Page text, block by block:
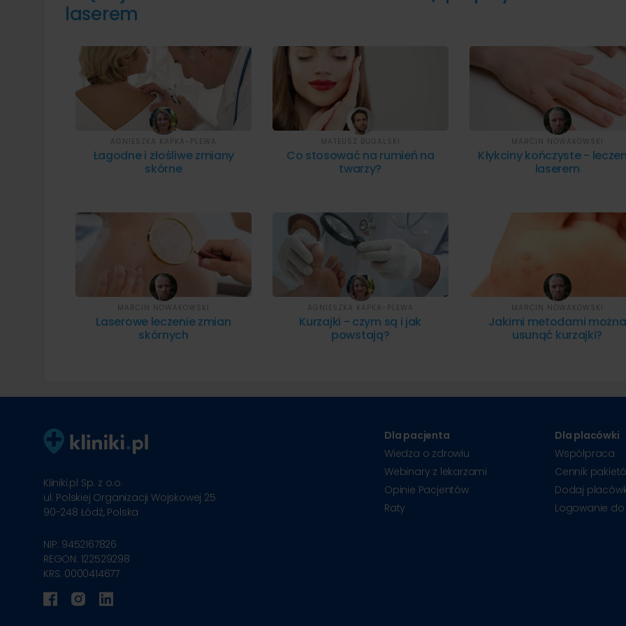
laserem
Łagodne i złośliwe zmiany
skórne
AGNIESZKA KAPKA-PLEWA
Co stosować na rumień na
twarzy?
MATEUSZ BUGALSKI
Kłykciny kończyste -
laserem
MARCIN NOWAKOWSKI
Laserowe leczenie zmian
skórnych
MARCIN NOWAKOWSKI
Kurzajki - czym są i jak
powstają?
AGNIESZKA KAPKA-PLEWA
Jakimi metodami można
usunąć kurzajki?
MARCIN NOWAKOWSKI
Kliniki.pl Sp. z o.o.
ul. Polskiej Organizacji Wojskowej 25
90-248 Łódź, Polska
NIP: 9452167826
REGON: 122529298
KRS: 0000414677
Dla pacjenta
Wiedza o zdrowiu
Webinary z lekarzami
Opinie Pacjentów
Raty
Dla placówki
Współpraca
Cennik
Dodaj
Logowanie